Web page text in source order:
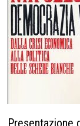
Presentazione